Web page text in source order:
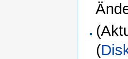
(